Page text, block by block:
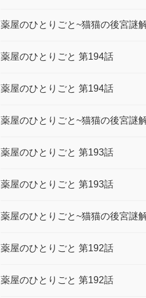
薬屋のひとりごと~猫猫の後宮謎
薬屋のひとりごと 第194話
薬屋のひとりごと 第194話
薬屋のひとりごと~猫猫の後宮謎
薬屋のひとりごと 第193話
薬屋のひとりごと 第193話
薬屋のひとりごと~猫猫の後宮謎
薬屋のひとりごと 第192話
薬屋のひとりごと 第192話